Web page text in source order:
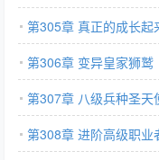
第305章 真正的成长起
第306章 变异皇家狮鹫
第307章 八级兵种圣天
第308章 进阶高级职业